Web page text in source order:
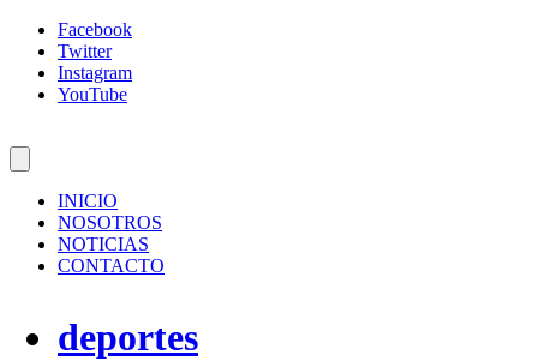
Facebook
Twitter
Instagram
YouTube
INICIO
NOSOTROS
NOTICIAS
CONTACTO
deportes